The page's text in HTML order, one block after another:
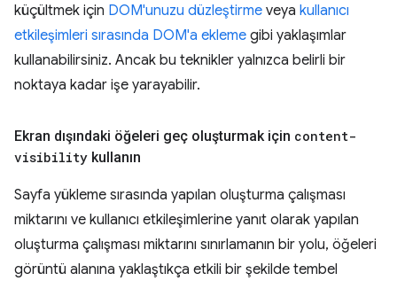
küçültmek için DOM'unuzu düzleştirme veya kullanıcı
etkileşimleri sırasında DOM'a ekleme gibi yaklaşımlar
kullanabilirsiniz. Ancak bu teknikler yalnızca belirli bir
noktaya kadar işe yarayabilir.
Ekran dışındaki öğeleri geç oluşturmak için content-
visibility kullanın
Sayfa yükleme sırasında yapılan oluşturma çalışması
miktarını ve kullanıcı etkileşimlerine yanıt olarak yapılan
oluşturma çalışması miktarını sınırlamanın bir yolu, öğeleri
görüntü alanına yaklaştıkça etkili bir şekilde tembel